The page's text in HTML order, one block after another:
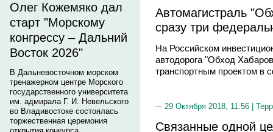
Олег Кожемяко дал
старт "Морскому
конгрессу – Дальний
Восток 2026"
В Дальневосточном морском
тренажерном центре Морского
государственного университета
им. адмирала Г. И. Невельского
во Владивостоке состоялась
торжественная церемония
Автомагистраль
сразу три
На Российском
автодорога "Обход
транспортным проектом в
29 Октября 2018, 11:56 |
Связанные одной